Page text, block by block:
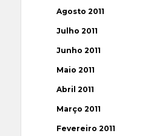
Agosto 2011
Julho 2011
Junho 2011
Maio 2011
Abril 2011
Março 2011
Fevereiro 2011